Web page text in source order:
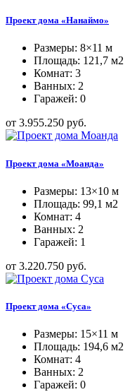
Проект дома «Нанаймо»
Размеры: 8×11 м
Площадь: 121,7 м2
Комнат: 3
Ванных: 2
Гаражей: 0
от 3.955.250 руб.
Проект дома «Моанда»
Размеры: 13×10 м
Площадь: 99,1 м2
Комнат: 4
Ванных: 2
Гаражей: 1
от 3.220.750 руб.
Проект дома «Суса»
Размеры: 15×11 м
Площадь: 194,6 м2
Комнат: 4
Ванных: 2
Гаражей: 0